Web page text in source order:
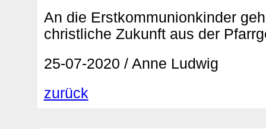
An die Erstkommunionkinder
christliche Zukunft aus der
25-07-2020 / Anne Ludwig
zurück